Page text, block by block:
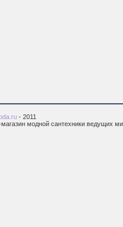
- 2011
магазин модной сантехники ведущих